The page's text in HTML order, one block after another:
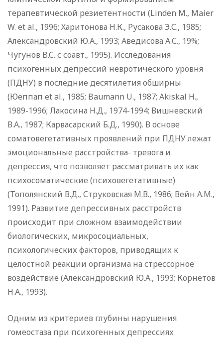
терапевтической резиетентности (Linden M., Maier
W. et al., 1996; Харитонова Н.К., Русакова Э.С., 1985;
Александровский Ю.А., 1993; Аведисова А.С., 19%;
Чугунов B.C. с соавт., 1995). Исследования
психогенных депрессий невротического уровня
(ПДНУ) в последние десятилетия обширны
(Юеппап et al., 1985; Baumann U., 1987; Akiskal H.,
1989-1996; Лакосина Н.Д., 1974-1994; Вишневский
В.А., 1987; Карвасарский Б.Д., 1990). В основе
соматовегетативных проявлений при ПДНУ лежат
эмоциональные расстройства- тревога и
депрессия, что позволяет рассматривать их как
психосоматические (психовегетативные)
(Тополянский В.Д., Струковская М.В., 1986; Вейн А.М.,
1991). Развитие депрессивных расстройств
происходит при сложном взаимодействии
биологических, микросоциальных,
психологических факторов, приводящих к
целостной реакции организма на стрессорное
воздействие (Александровский Ю.А., 1993; Корнетов
Н.А., 1993).
Одним из критериев глубины нарушения
гомеостаза при психогенных депрессиях